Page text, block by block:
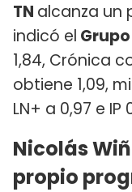
TN alcanza un
indicó el
1,84, Crónica
obtiene 1,09,
LN+ a 0,97 e IP
Nicolás
propio